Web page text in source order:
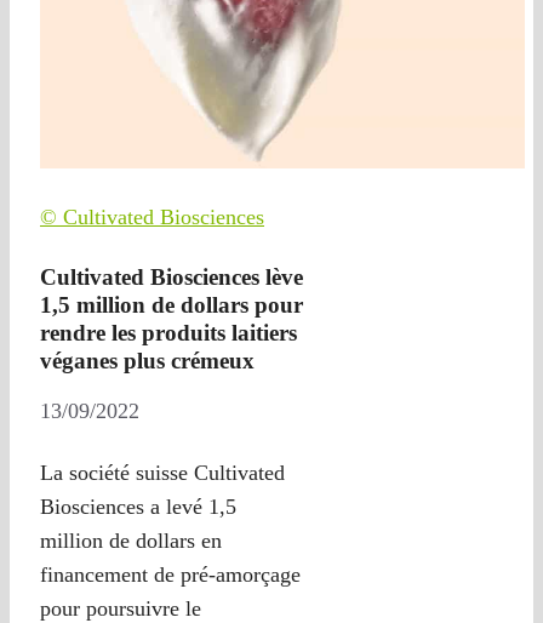
© Cultivated Biosciences
Cultivated Biosciences lève
1,5 million de dollars pour
rendre les produits laitiers
véganes plus crémeux
13/09/2022
La société suisse Cultivated
Biosciences a levé 1,5
million de dollars en
financement de pré-amorçage
pour poursuivre le